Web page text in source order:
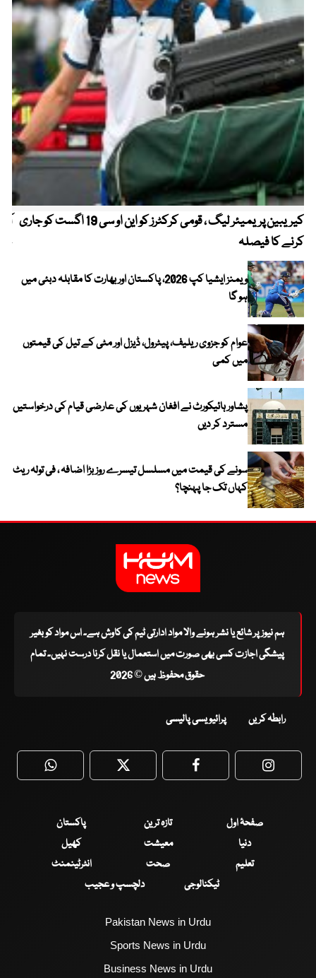
کیریبین پریمیئر لیگ ، قومی کرکٹرز کو این او سی 19 اگست کو جاری
کرنے کا فیصلہ
ویمنز ایشیا کپ 2026، پاکستان اور بھارت کا مقابلہ دبئی میں
ہو گا
عوام کو جزوی ریلیف، پیٹرول، ڈیزل اور مٹی کے تیل کی قیمتوں
میں کمی
پشاور ہائیکورٹ نے افغان شہریوں کی عارضی قیام کی درخواستیں
مسترد کر دیں
سونے کی قیمت میں مسلسل تیسرے روز بڑا اضافہ ، فی تولہ ریٹ
کہاں تک جا پہنچا؟
ہم نیوز پر شائع یا نشر ہونے والا مواد ادارتی ٹیم کی کاوش ہے۔ اس مواد کو بغیر
پیشگی اجازت کسی بھی صورت میں استعمال یا نقل کرنا درست نہیں۔ تمام
حقوق محفوظ ہیں © 2026
رابطہ کریں پرائیویسی پالیسی
WhatsApp Twitter Facebook
صفحۂ اول تازہ ترین
پاکستان
دنیا
معیشت
کھیل
تعلیم
صحت
انٹرٹینمنٹ
ٹیکنالوجی
دلچسپ و عجیب
Pakistan News in Urdu
Sports News in Urdu
Business News in Urdu